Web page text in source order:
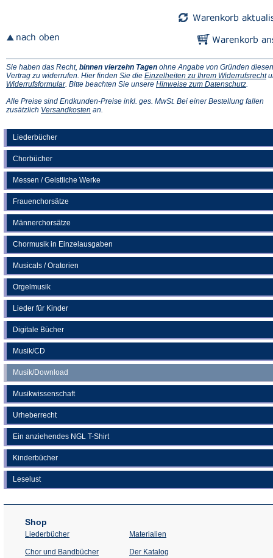
Liederbücher
Chorbücher
Messen / Geistliche Werke
Frauenchorsätze
Männerchorsätze
Chormusik in Einzelausgaben
Musicals / Oratorien
Orgelmusik
Lieder für Kinder
Digitale Bücher
Musik/CD
Musik/Download
Musikwissenschaft
Urheberrecht
Ein anziehendes NGL T-Shirt
Kinderbücher
Leselust
Sie haben das Recht, binnen vierzehn Tagen ohne Angabe von Gründen diesen
Vertrag zu widerrufen. Hier finden Sie die Einzelheiten zu Ihrem Widerrufsrecht
Widerrufsformular(Öffnet
einem
neuen
. Bitte beachten Sie unsere Hinweise zum Datenschutz(Öffnet
einem
.
Alle Preise sind Endkunden-Preise inkl. ges. MwSt. Bei einer Bestellung fallen
zusätzlich Versandkosten (Öffnet
an.
Shop
Liederbücher
Chor und Bandbücher
Materialien
Der Katalog